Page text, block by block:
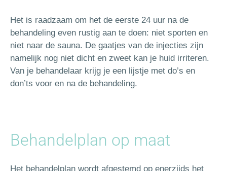
Het is raadzaam om het de eerste 24 uur na de
behandeling even rustig aan te doen: niet sporten en
niet naar de sauna. De gaatjes van de injecties zijn
namelijk nog niet dicht en zweet kan je huid irriteren.
Van je behandelaar krijg je een lijstje met do’s en
don’ts voor en na de behandeling.
Behandelplan op maat
Het behandelplan wordt afgestemd op enerzijds het